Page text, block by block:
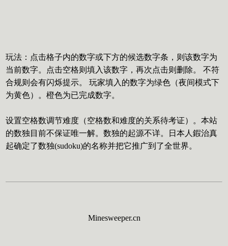
玩法：点击格子内的数字或下方的候选数字条，则该数字为
当前数字。点击空格则填入该数字，再次点击则删除。 不符
合规则会有闪烁提示。 玩家填入的数字为绿色（夜间模式下
为黄色）。橙色为已完成数字。
设置空格数调节难度（空格数和难度的关系待考证）。本站
的数独目前不保证唯一解。数独的起源不详。日本人鍜治真
起确定了数独(sudoku)的名称并把它推广到了全世界。
Minesweeper.cn